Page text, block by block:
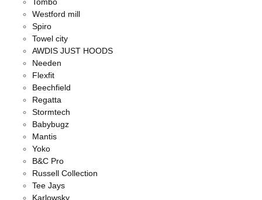
Westford mill
Spiro
Towel city
AWDIS JUST HOODS
Needen
Flexfit
Beechfield
Regatta
Stormtech
Babybugz
Mantis
Yoko
B&C Pro
Russell Collection
Tee Jays
Karlowsky